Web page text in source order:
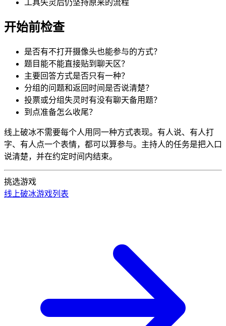
工具失灵后仍坚持原来的流程
开始前检查
是否有不打开摄像头也能参与的方式？
题目能不能直接贴到聊天区？
主要回答方式是否只有一种？
分组的问题和返回时间是否说清楚？
投票或分组失灵时有没有聊天备用题？
到点准备怎么收尾？
线上破冰不需要每个人用同一种方式表现。有人说、有人打
字、有人点一个表情，都可以算参与。主持人的任务是把入口
说清楚，并在约定时间内结束。
挑选游戏
线上破冰游戏列表